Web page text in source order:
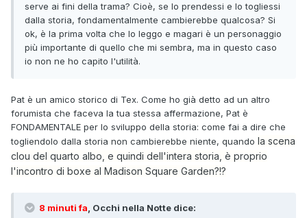
serve ai fini della trama? Cioè, se lo prendessi e lo togliessi
dalla storia, fondamentalmente cambierebbe qualcosa? Si
ok, è la prima volta che lo leggo e magari è un personaggio
più importante di quello che mi sembra, ma in questo caso
io non ne ho capito l'utilità.
Pat è un amico storico di Tex. Come ho già detto ad un altro
forumista che faceva la tua stessa affermazione, Pat è
FONDAMENTALE per lo sviluppo della storia: come fai a dire che
togliendolo dalla storia non cambierebbe niente, quando la scena
clou del quarto albo, e quindi dell'intera storia, è proprio
l'incontro di boxe al Madison Square Garden?!?
8 minuti fa, Occhi nella Notte dice: